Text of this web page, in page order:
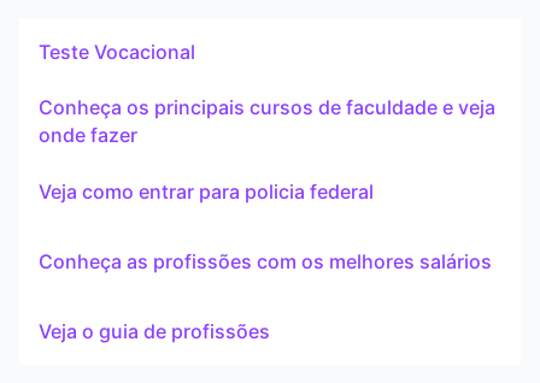
Teste Vocacional
Conheça os principais cursos de faculdade e veja
onde fazer
Veja como entrar para policia federal
Conheça as profissões com os melhores salários
Veja o guia de profissões